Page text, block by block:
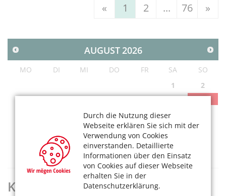
Durch die Nutzung dieser
Webseite erklären Sie sich mit der
Verwendung von Cookies
einverstanden. Detaillierte
Informationen über den Einsatz
von Cookies auf dieser Webseite
erhalten Sie in der
Datenschutzerklärung.
« 1 2 ... 76 »
AUGUST 2026
MO DI MI DO FR SA
SO
1
2
3
4 5 6 7 8
9
12 13 14 15
19 20 21 22
23
25 26 27 28
KölnerLeben Archiv